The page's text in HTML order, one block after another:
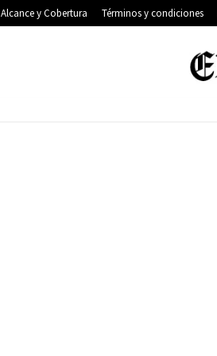
Alcance y Cobertura Términos y condiciones